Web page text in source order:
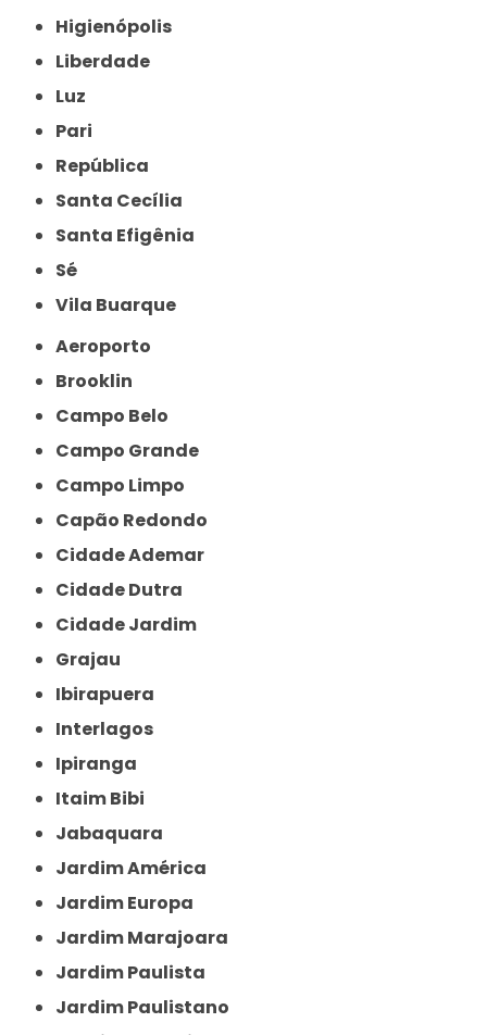
Higienópolis
Liberdade
Luz
Pari
República
Santa Cecília
Santa Efigênia
Sé
Vila Buarque
Aeroporto
Brooklin
Campo Belo
Campo Grande
Campo Limpo
Capão Redondo
Cidade Ademar
Cidade Dutra
Cidade Jardim
Grajau
Ibirapuera
Interlagos
Ipiranga
Itaim Bibi
Jabaquara
Jardim América
Jardim Europa
Jardim Marajoara
Jardim Paulista
Jardim Paulistano